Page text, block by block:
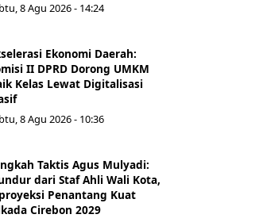
8 Agu 2026 - 14:24
Ekonomi Daerah:
II DPRD Dorong UMKM
Kelas Lewat Digitalisasi
8 Agu 2026 - 10:36
Taktis Agus Mulyadi:
dari Staf Ahli Wali Kota,
Penantang Kuat
Cirebon 2029